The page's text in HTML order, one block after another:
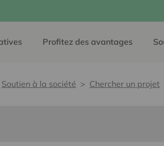
Profitez des avantages
Soutien à la société Chercher un projet